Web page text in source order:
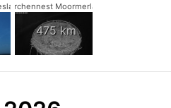
Storchennest Moormerland
475 km